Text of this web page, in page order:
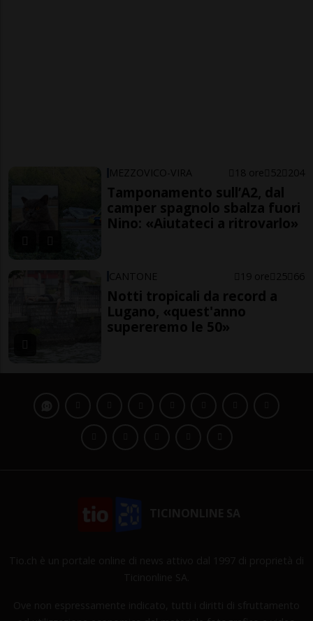
MEZZOVICO-VIRA 18 ore 52 204
Tamponamento sull’A2, dal
camper spagnolo sbalza fuori
Nino: «Aiutateci a ritrovarlo»
CANTONE 19 ore 25 66
Notti tropicali da record a
Lugano, «quest'anno
supereremo le 50»